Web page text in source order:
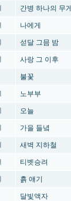
간병 하나의 무게
나에게
섣달 그믐 밤
사랑 그 이후
불꽃
노부부
오늘
가을 들녘
새벽 지하철
티벳승려
흙 얘기
달빛액자